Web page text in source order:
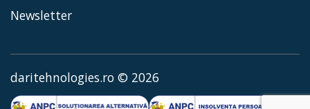
Newsletter
daritehnologies.ro © 2026